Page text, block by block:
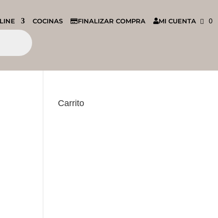
COCINAS FINALIZAR COMPRA MI CUENTA 0
Carrito